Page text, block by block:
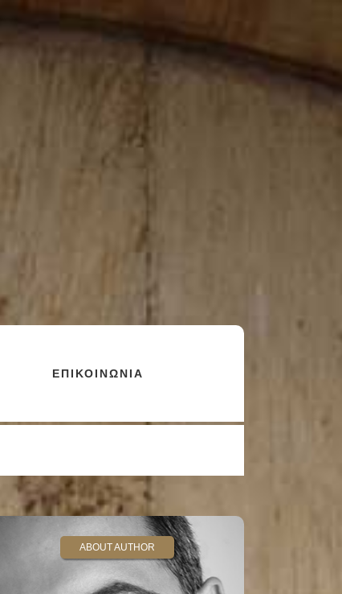
ΕΠΙΚΟΙΝΩΝΙΑ
ABOUT AUTHOR